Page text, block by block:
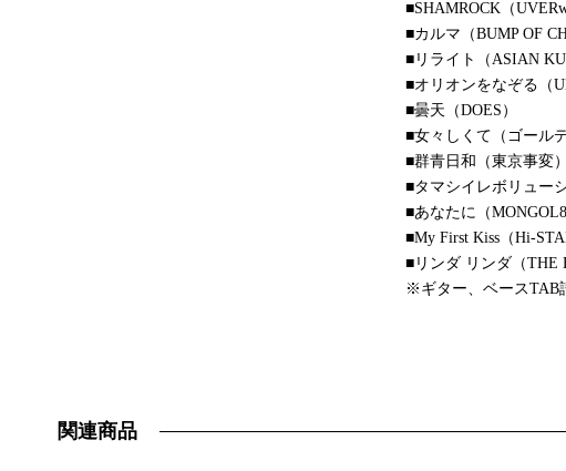
■SHAMROCK（
■カルマ（BUMP OF
■リライト（ASIAN
■オリオンをなぞる（
■曇天（DOES）
■女々しくて（ゴール
■群青日和（東京事変）
■タマシイレボリュー
■あなたに（
■My First Kiss（Hi-
■リンダ リンダ（THE
※ギター、ベースTAB
関連商品